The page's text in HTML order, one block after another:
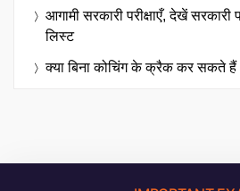
आगामी सरकारी परीक्षाएँ, देखें सरकारी
लिस्ट
क्या बिना कोचिंग के क्रैक कर सकते हैं